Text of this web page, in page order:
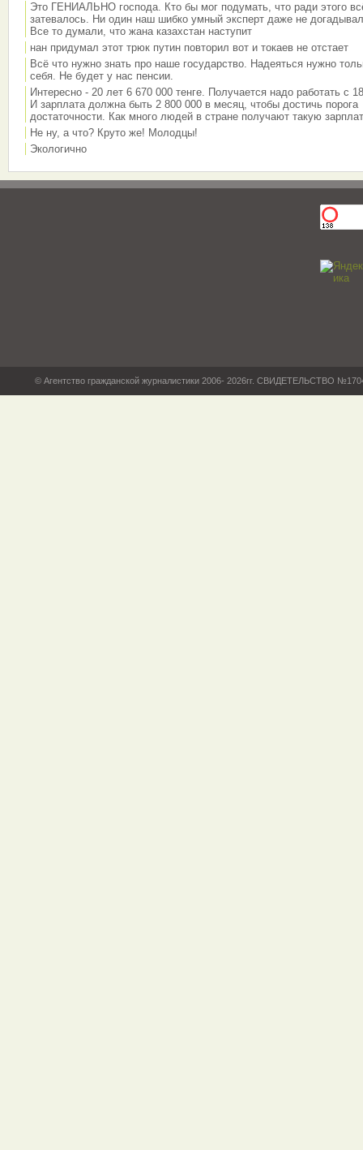
Это ГЕНИАЛЬНО господа. Кто бы мог подумать, что ради этого
затевалось. Ни один наш шибко умный эксперт даже не
Все то думали, что жана казахстан наступит
нан придумал этот трюк путин повторил вот и токаев не отстает
Всё что нужно знать про наше государство. Надеяться нужно
себя. Не будет у нас пенсии.
Интересно - 20 лет 6 670 000 тенге. Получается надо работать с
И зарплата должна быть 2 800 000 в месяц, чтобы достичь порога
достаточности. Как много людей в стране получают такую
Не ну, а что? Круто же! Молодцы!
Экологично
© Агентство гражданской журналистики 2006- 2026гг. СВИДЕТЕЛЬСТВО